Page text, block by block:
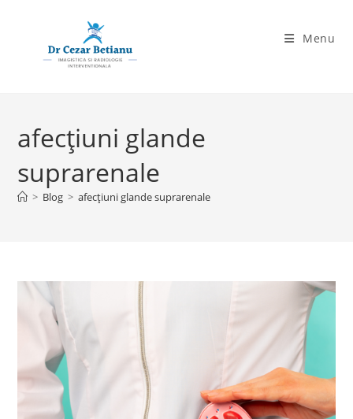
Menu
afecțiuni glande
suprarenale
> Blog > afecțiuni glande suprarenale